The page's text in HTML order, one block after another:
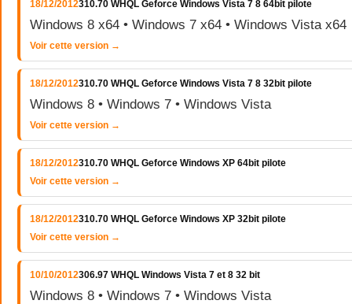
18/12/2012310.70 WHQL Geforce Windows Vista 7 8 64bit pilote
Windows 8 x64 • Windows 7 x64 • Windows Vista x64
Voir cette version →
18/12/2012310.70 WHQL Geforce Windows Vista 7 8 32bit pilote
Windows 8 • Windows 7 • Windows Vista
Voir cette version →
18/12/2012310.70 WHQL Geforce Windows XP 64bit pilote
Voir cette version →
18/12/2012310.70 WHQL Geforce Windows XP 32bit pilote
Voir cette version →
10/10/2012306.97 WHQL Windows Vista 7 et 8 32 bit
Windows 8 • Windows 7 • Windows Vista